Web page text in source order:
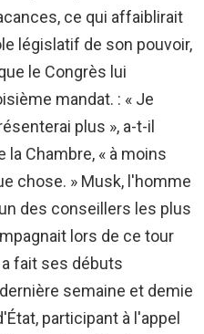
ce qui affaiblirait
législatif de son pouvoir,
le Congrès lui
mandat. : « Je
plus », a-t-il
la Chambre, « à moins
chose. » Musk, l'homme
des conseillers les plus
lors de ce tour
fait ses débuts
semaine et demie
participant à l'appel